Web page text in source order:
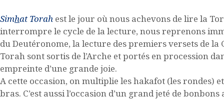
Simhat Torah est le jour où nous achevons de lire la
interrompre le cycle de la lecture, nous reprenons
du Deutéronome, la lecture des premiers versets de la
Torah sont sortis de l’Arche et portés en procession
empreinte d’une grande joie.
A cette occasion, on multiplie les hakafot (les rondes)
bras. C’est aussi l’occasion d’un grand jeté de